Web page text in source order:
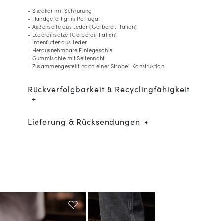
- Sneaker mit Schnürung
- Handgefertigt in Portugal
- Außenseite aus Leder (Gerberei: Italien)
- Ledereinsätze (Gerberei: Italien)
- Innenfutter aus Leder
- Herausnehmbare Einlegesohle
- Gummisohle mit Seitennaht
- Zusammengestellt nach einer Strobel-Konstruktion
Rückverfolgbarkeit & Recyclingfähigkeit
Lieferung & Rücksendungen